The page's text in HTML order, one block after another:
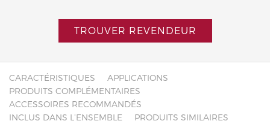
TROUVER REVENDEUR
CARACTÉRISTIQUES
APPLICATIONS
PRODUITS COMPLÉMENTAIRES
ACCESSOIRES RECOMMANDÉS
INCLUS DANS L’ENSEMBLE
PRODUITS SIMILAIRES